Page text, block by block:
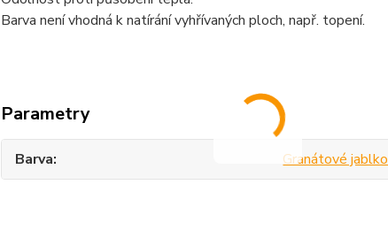
Barva není vhodná k natírání vyhřívaných ploch, např. topení.
Parametry
Barva Granátové jablko